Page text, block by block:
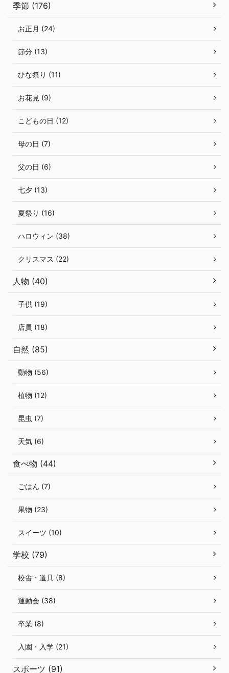
季節 (176)
お正月 (24)
節分 (13)
ひな祭り (11)
お花見 (9)
こどもの日 (12)
母の日 (7)
父の日 (6)
七夕 (13)
夏祭り (16)
ハロウィン (38)
クリスマス (22)
人物 (40)
子供 (19)
店員 (18)
自然 (85)
動物 (56)
植物 (12)
昆虫 (7)
天気 (6)
食べ物 (44)
ごはん (7)
果物 (23)
スイーツ (10)
学校 (79)
校舎・道具 (8)
運動会 (38)
卒業 (8)
入園・入学 (21)
スポーツ (91)